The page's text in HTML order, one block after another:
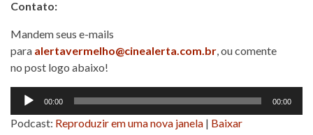
Contato:
Mandem seus e-mails
para alertavermelho@cinealerta.com.br , ou comente
no post logo abaixo!
Tocador
áudio
00:00 00:00
Podcast: Reproduzir em uma nova janela | Baixar